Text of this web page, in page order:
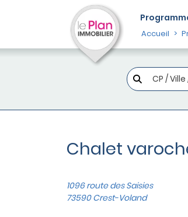
Accueil
Chalet
1096 route des Saisies
73590 Crest-Voland